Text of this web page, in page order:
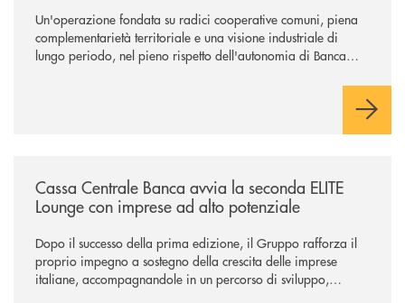
Un'operazione fondata su radici cooperative comuni, piena
complementarietà territoriale e una visione industriale di
lungo periodo, nel pieno rispetto dell'autonomia di Banca
negoziazione esclusiva per la finalizzazione dell’operazione.
Cassa Centrale Banca avvia la seconda ELITE
Lounge con imprese ad alto potenziale
Dopo il successo della prima edizione, il Gruppo rafforza il
proprio impegno a sostegno della crescita delle imprese
italiane, accompagnandole in un percorso di sviluppo,